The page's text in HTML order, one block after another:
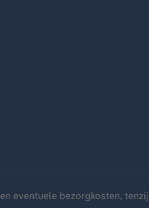
en eventuele bezorgkosten,